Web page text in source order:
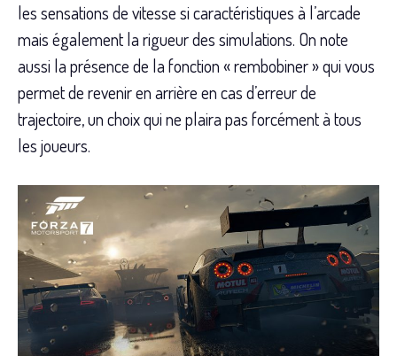
les sensations de vitesse si caractéristiques à l’arcade
mais également la rigueur des simulations. On note
aussi la présence de la fonction « rembobiner » qui vous
permet de revenir en arrière en cas d’erreur de
trajectoire, un choix qui ne plaira pas forcément à tous
les joueurs.